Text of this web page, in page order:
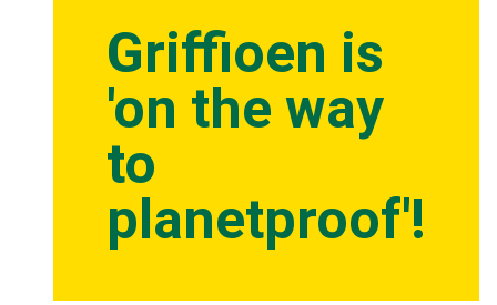
Griffioen is
'on the way
to
planetproof'!